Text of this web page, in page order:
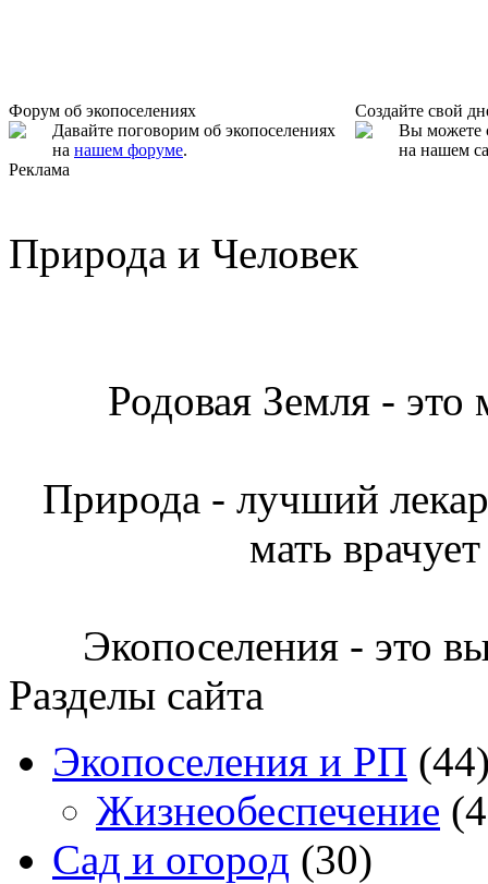
Форум об экопоселениях
Давайте поговорим об экопоселениях
на нашем форуме.
Создайте свой
Вы можете
на нашем
Реклама
Природа и Человек
Родовая Земля - это
Природа - лучший
мать
Экопоселения - это
Разделы сайта
Экопоселения и РП
Жизнеобеспечение
Сад и огород (30)